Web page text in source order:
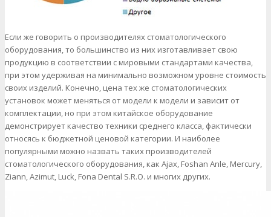
Если же говорить о производителях стоматологического
оборудования, то большинство из них изготавливает свою
продукцию в соответствии с мировыми стандартами качества,
при этом удерживая на минимально возможном уровне стоимость
своих изделий. Конечно, цена тех же стоматологических
установок может меняться от модели к модели и зависит от
комплектации, но при этом китайское оборудование
демонстрирует качество техники среднего класса, фактически
относясь к бюджетной ценовой категории. И наиболее
популярными можно назвать таких производителей
стоматологического оборудования, как Ajax, Foshan Anle, Mercury,
Ziann, Azimut, Luck, Fona Dental S.R.O. и многих других.